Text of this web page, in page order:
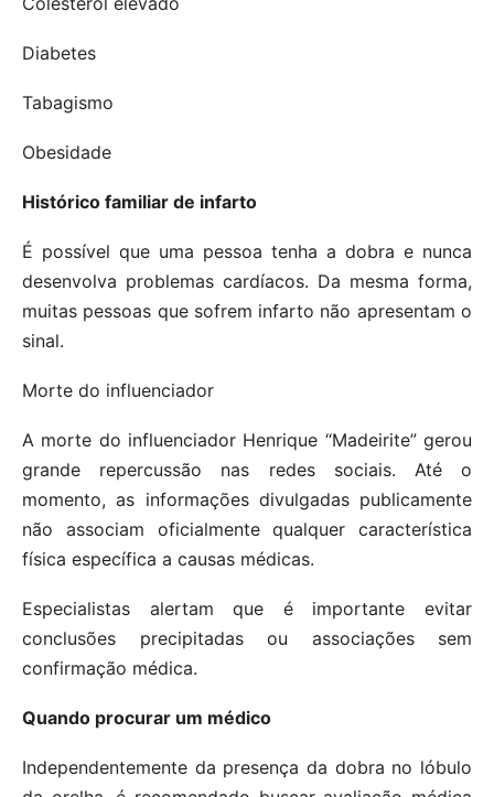
Diabetes
Tabagismo
Obesidade
Histórico familiar de infarto
É possível que uma pessoa tenha a dobra e nunca
desenvolva problemas cardíacos. Da mesma forma,
muitas pessoas que sofrem infarto não apresentam o
sinal.
Morte do influenciador
A morte do influenciador Henrique “Madeirite” gerou
grande repercussão nas redes sociais. Até o
momento, as informações divulgadas publicamente
não associam oficialmente qualquer característica
física específica a causas médicas.
Especialistas alertam que é importante evitar
conclusões precipitadas ou associações sem
confirmação médica.
Quando procurar um médico
Independentemente da presença da dobra no lóbulo